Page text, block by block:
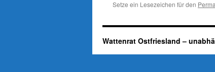
Setze ein Lesezeichen für den
Wattenrat Ostfriesland –